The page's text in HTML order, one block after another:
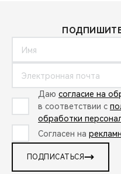
Даю согласие на
в соответствии с
обработки
Согласен на
ПОДПИСАТЬСЯ